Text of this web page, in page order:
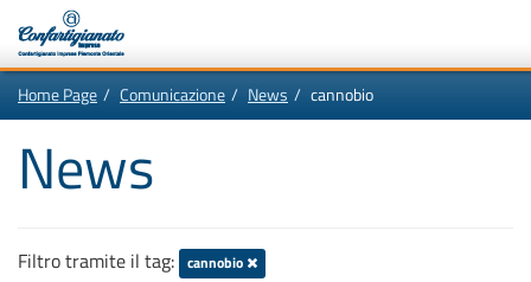
Vai
In
questa
di
navigazione
principale
[2]
Home Page Comunicazione News cannobio
ricercaNews
Filtro tramite il tag: cannobio